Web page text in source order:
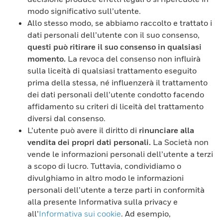
modo significativo sull’utente.
Allo stesso modo, se abbiamo raccolto e trattato i
dati personali dell’utente con il suo consenso,
questi può ritirare il suo consenso in qualsiasi
momento. La revoca del consenso non influirà
sulla liceità di qualsiasi trattamento eseguito
prima della stessa, né influenzerà il trattamento
dei dati personali dell’utente condotto facendo
affidamento su criteri di liceità del trattamento
diversi dal consenso.
L’utente può avere il diritto di rinunciare alla
vendita dei propri dati personali. La Società non
vende le informazioni personali dell’utente a terzi
a scopo di lucro. Tuttavia, condividiamo o
divulghiamo in altro modo le informazioni
personali dell’utente a terze parti in conformità
alla presente Informativa sulla privacy e
all’Informativa sui cookie. Ad esempio,